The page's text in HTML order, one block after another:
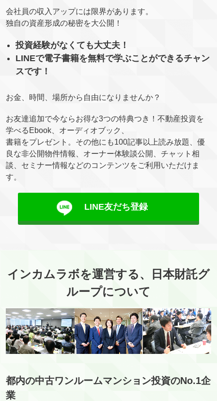
会社員の収入アップには限界があります。
独自の資産形成の秘密を大公開！
投資経験がなくても大丈夫！
LINEで電子書籍を無料で学ぶことができるチャン
スです！
お金、時間、場所から自由になりませんか？
お友達追加で今ならお得な3つの特典つき！不動産投資を
学べるEbook、オーディオブック、
書籍をプレゼント。その他にも100記事以上読み放題、優
良な非公開物件情報、オーナー体験談公開、チャット相
談、セミナー情報などのコンテンツをご利用いただけま
す。
LINE友だち登録
インカムラボを運営する、日本財託グ
ループについて
都内の中古ワンルームマンション投資のNo.1企
業